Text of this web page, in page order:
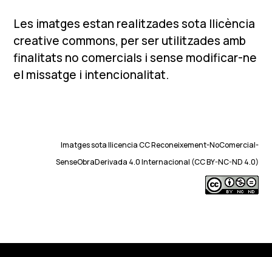
Les imatges estan realitzades sota llicència
creative commons, per ser utilitzades amb
finalitats no comercials i sense modificar-ne
el missatge i intencionalitat.
Imatges sota llicencia CC Reconeixement-NoComercial-
SenseObraDerivada 4.0 Internacional (CC BY-NC-ND 4.0)